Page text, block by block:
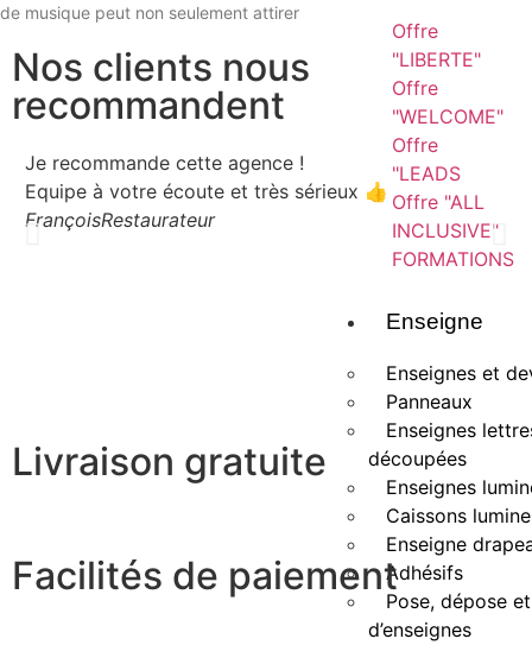
Offre
"LIBERTE"
Offre
"WELCOME"
Offre
"LEADS
Offre "ALL
INCLUSIVE"
FORMATIONS
Enseigne
Enseignes et
Panneaux
Enseignes
découpées
Enseignes
Caissons
Enseigne
Adhésifs
Pose, dépose
d’enseignes
de musique peut non seulement attirer
Nos clients nous
recommandent
Je recommande cette agence !
Equipe à votre écoute et très sérieux 👍
FrançoisRestaurateur
Livraison gratuite
Facilités de paiement